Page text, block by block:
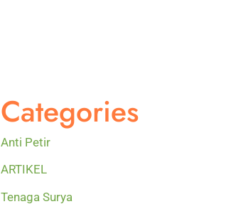
Categories
Anti Petir
ARTIKEL
Tenaga Surya